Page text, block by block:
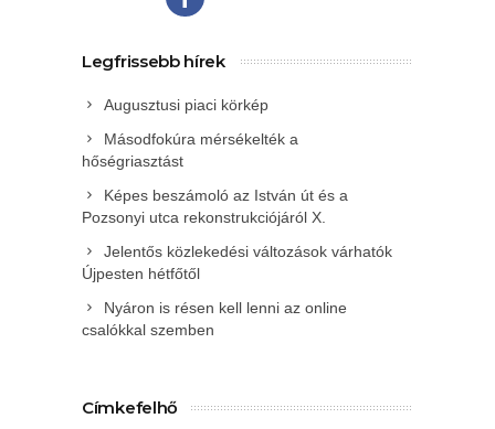
Legfrissebb hírek
Augusztusi piaci körkép
Másodfokúra mérsékelték a
hőségriasztást
Képes beszámoló az István út és a
Pozsonyi utca rekonstrukciójáról X.
Jelentős közlekedési változások várhatók
Újpesten hétfőtől
Nyáron is résen kell lenni az online
csalókkal szemben
Címkefelhő